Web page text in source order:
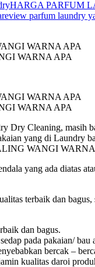
HARGA PARFUM
review parfum laundry
WARNA APA
WARNA APA
Cleaning, masih
yang di Laundry
WANGI WARNA
yang ada diatas
terbaik dan
dan bagus.
pada pakaian/ bau
bercak –
kualitas daroi